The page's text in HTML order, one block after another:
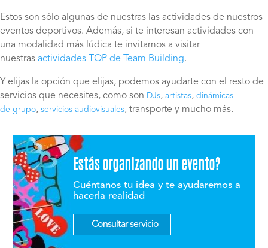
Estos son sólo algunas de nuestras las actividades de nuestros
eventos deportivos. Además, si te interesan actividades con
una modalidad más lúdica te invitamos a visitar
nuestras actividades TOP de Team Building.
Y elijas la opción que elijas, podemos ayudarte con el resto de
servicios que necesites, como son DJs, artistas, dinámicas
de grupo, servicios audiovisuales, transporte y mucho más.
Estás organizando un evento?
Cuéntanos tu idea y te ayudaremos a
hacerla realidad
Consultar servicio